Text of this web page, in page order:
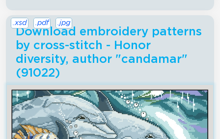
Download embroidery patterns
by cross-stitch - Honor
diversity, author "candamar"
(91022)
.xsd .pdf .jpg